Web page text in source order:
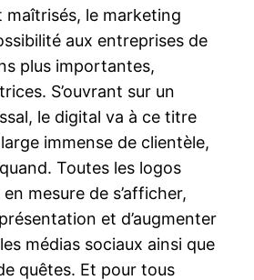
maîtrisés, le marketing
aux entreprises de
plus importantes,
S’ouvrant sur un
le digital va à ce titre
large immense de clientèle,
Toutes les logos
mesure de s’afficher,
et d’augmenter
médias sociaux ainsi que
quêtes. Et pour tous